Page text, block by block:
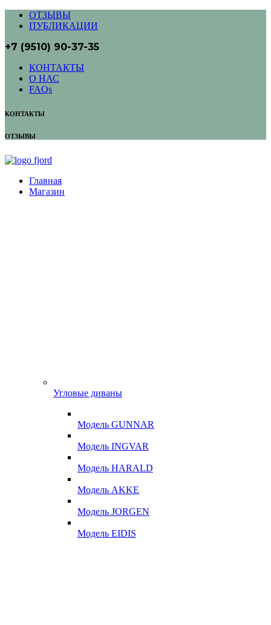
ОТЗЫВЫ
ПУБЛИКАЦИИ
+7 (9510) 90-37-35
КОНТАКТЫ
О НАС
FAQs
КОНТАКТЫ
ОТЗЫВЫ
Главная
Магазин
Угловые диваны
Модель GUNNAR
Модель INGVAR
Модель HARALD
Модель AKKE
Модель JORGEN
Модель EIDIS